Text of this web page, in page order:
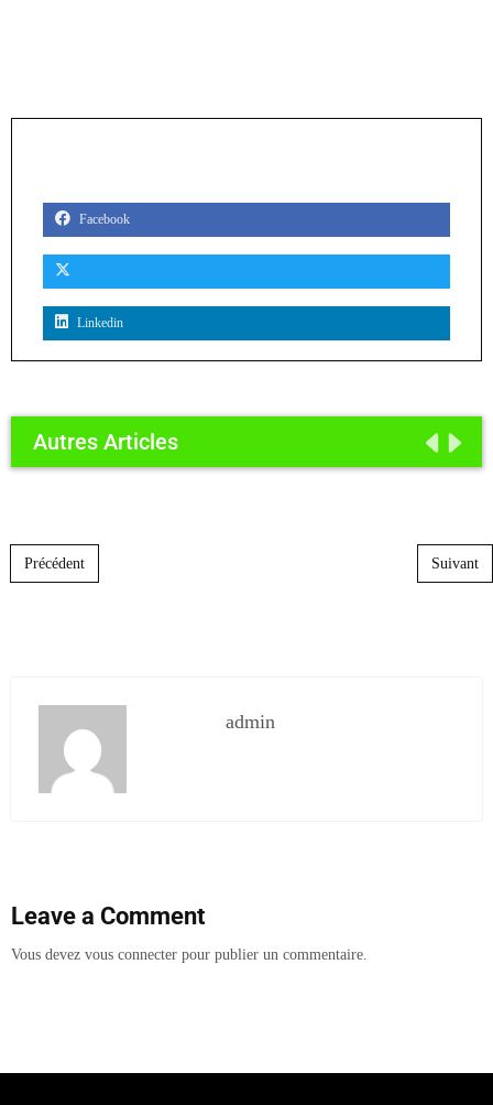
Facebook
Linkedin
Autres Articles
Post navigation
Précédent Suivant
admin
Leave a Comment
Vous devez vous connecter pour publier un commentaire.